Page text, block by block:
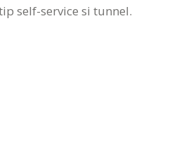
self-service si tunnel.